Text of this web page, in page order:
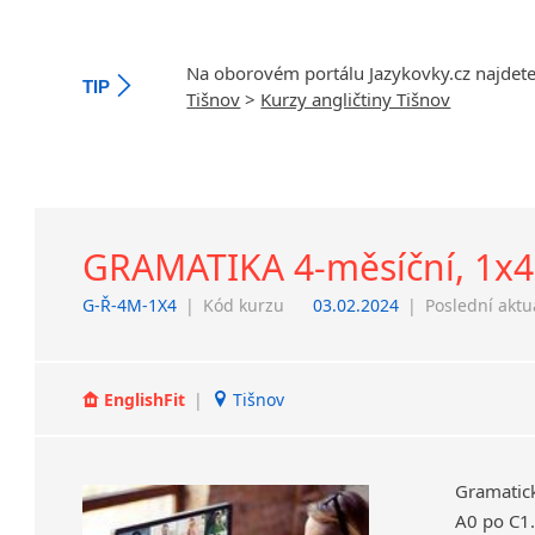
TIP
Na oborovém portálu Jazykovky.cz
Tišnov > Kurzy angličtiny Tišnov
GRAMATIKA 4-měsíční,
G-Ř-4M-1X4 | Kód kurzu 03.02.2024 | Poslední
EnglishFit | Tišnov
A0 po